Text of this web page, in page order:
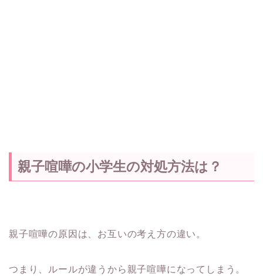
親子喧嘩の小学生の対処方法は？
親子喧嘩の原因は、お互いの考え方の違い。
つまり、ルールが違うから親子喧嘩になってしまう。